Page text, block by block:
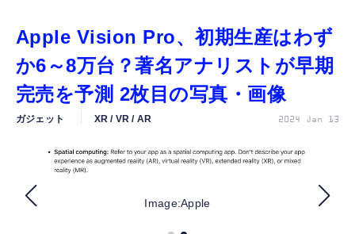
AI
ガジェット
ゲーム
カルチャー
Apple Vision Pro、初期生産はわず
か6～8万台？著名アナリストが早期
完売を予測 2枚目の写真・画像
ガジェット XR / VR / AR 2024 Jan 13
Image:Apple